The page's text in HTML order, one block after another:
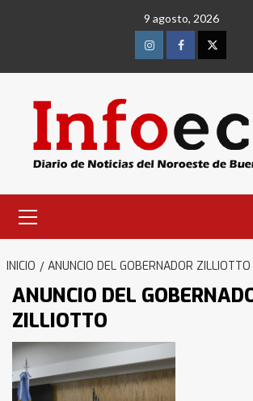
9 agosto, 2026
InstagramFacebookTwitter
primario
INICIO ANUNCIO DEL GOBERNADOR ZILLIOTTO
ANUNCIO DEL
ZILLIOTTO